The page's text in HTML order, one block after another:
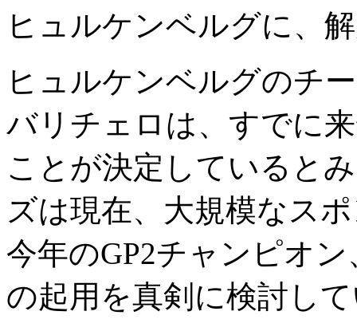
ヒュルケンベルグに、
ヒュルケンベルグのチ
バリチェロは、すでに
ことが決定していると
ズは現在、大規模なス
今年のGP2チャンピオ
の起用を真剣に検討し